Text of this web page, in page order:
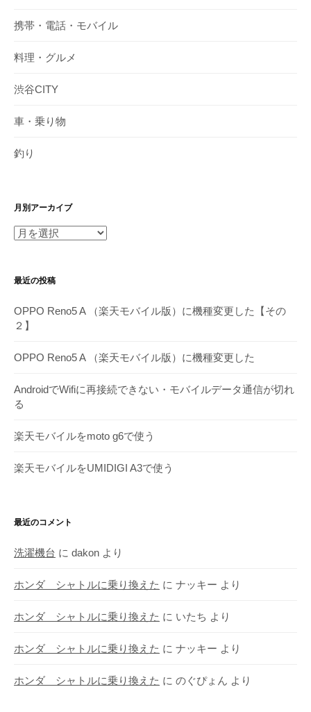
携帯・電話・モバイル
料理・グルメ
渋谷CITY
車・乗り物
釣り
月別アーカイブ
月
ー
イ
ブ
最近の投稿
OPPO Reno5 A （楽天モバイル版）に機種変更した【その
２】
OPPO Reno5 A （楽天モバイル版）に機種変更した
AndroidでWifiに再接続できない・モバイルデータ通信が切れ
る
楽天モバイルをmoto g6で使う
楽天モバイルをUMIDIGI A3で使う
最近のコメント
洗濯機台 に dakon より
ホンダ シャトルに乗り換えた に ナッキー より
ホンダ シャトルに乗り換えた に いたち より
ホンダ シャトルに乗り換えた に ナッキー より
ホンダ シャトルに乗り換えた に のぐぴょん より